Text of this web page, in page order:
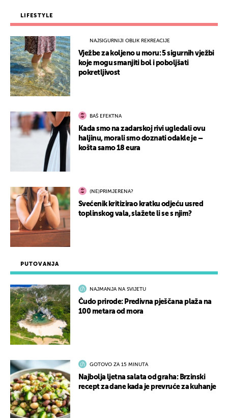
PUTOVANJA
NAJMANJA NA SVIJETU
Čudo prirode: Predivna pješčana plaža na
100 metara od mora
GOTOVO ZA 15 MINUTA
Najbolja ljetna salata od graha: Brzinski
recept za dane kada je prevruće za kuhanje
LIFESTYLE
NAJSIGURNIJI OBLIK REKREACIJE
Vježbe za koljeno u moru: 5 sigurnih vježbi
koje mogu smanjiti bol i poboljšati
pokretljivost
BAŠ EFEKTNA
Kada smo na zadarskoj rivi ugledali ovu
haljinu, morali smo doznati odakle je –
košta samo 18 eura
(NE)PRIMJERENA?
Svećenik kritizirao kratku odjeću usred
toplinskog vala, slažete li se s njim?